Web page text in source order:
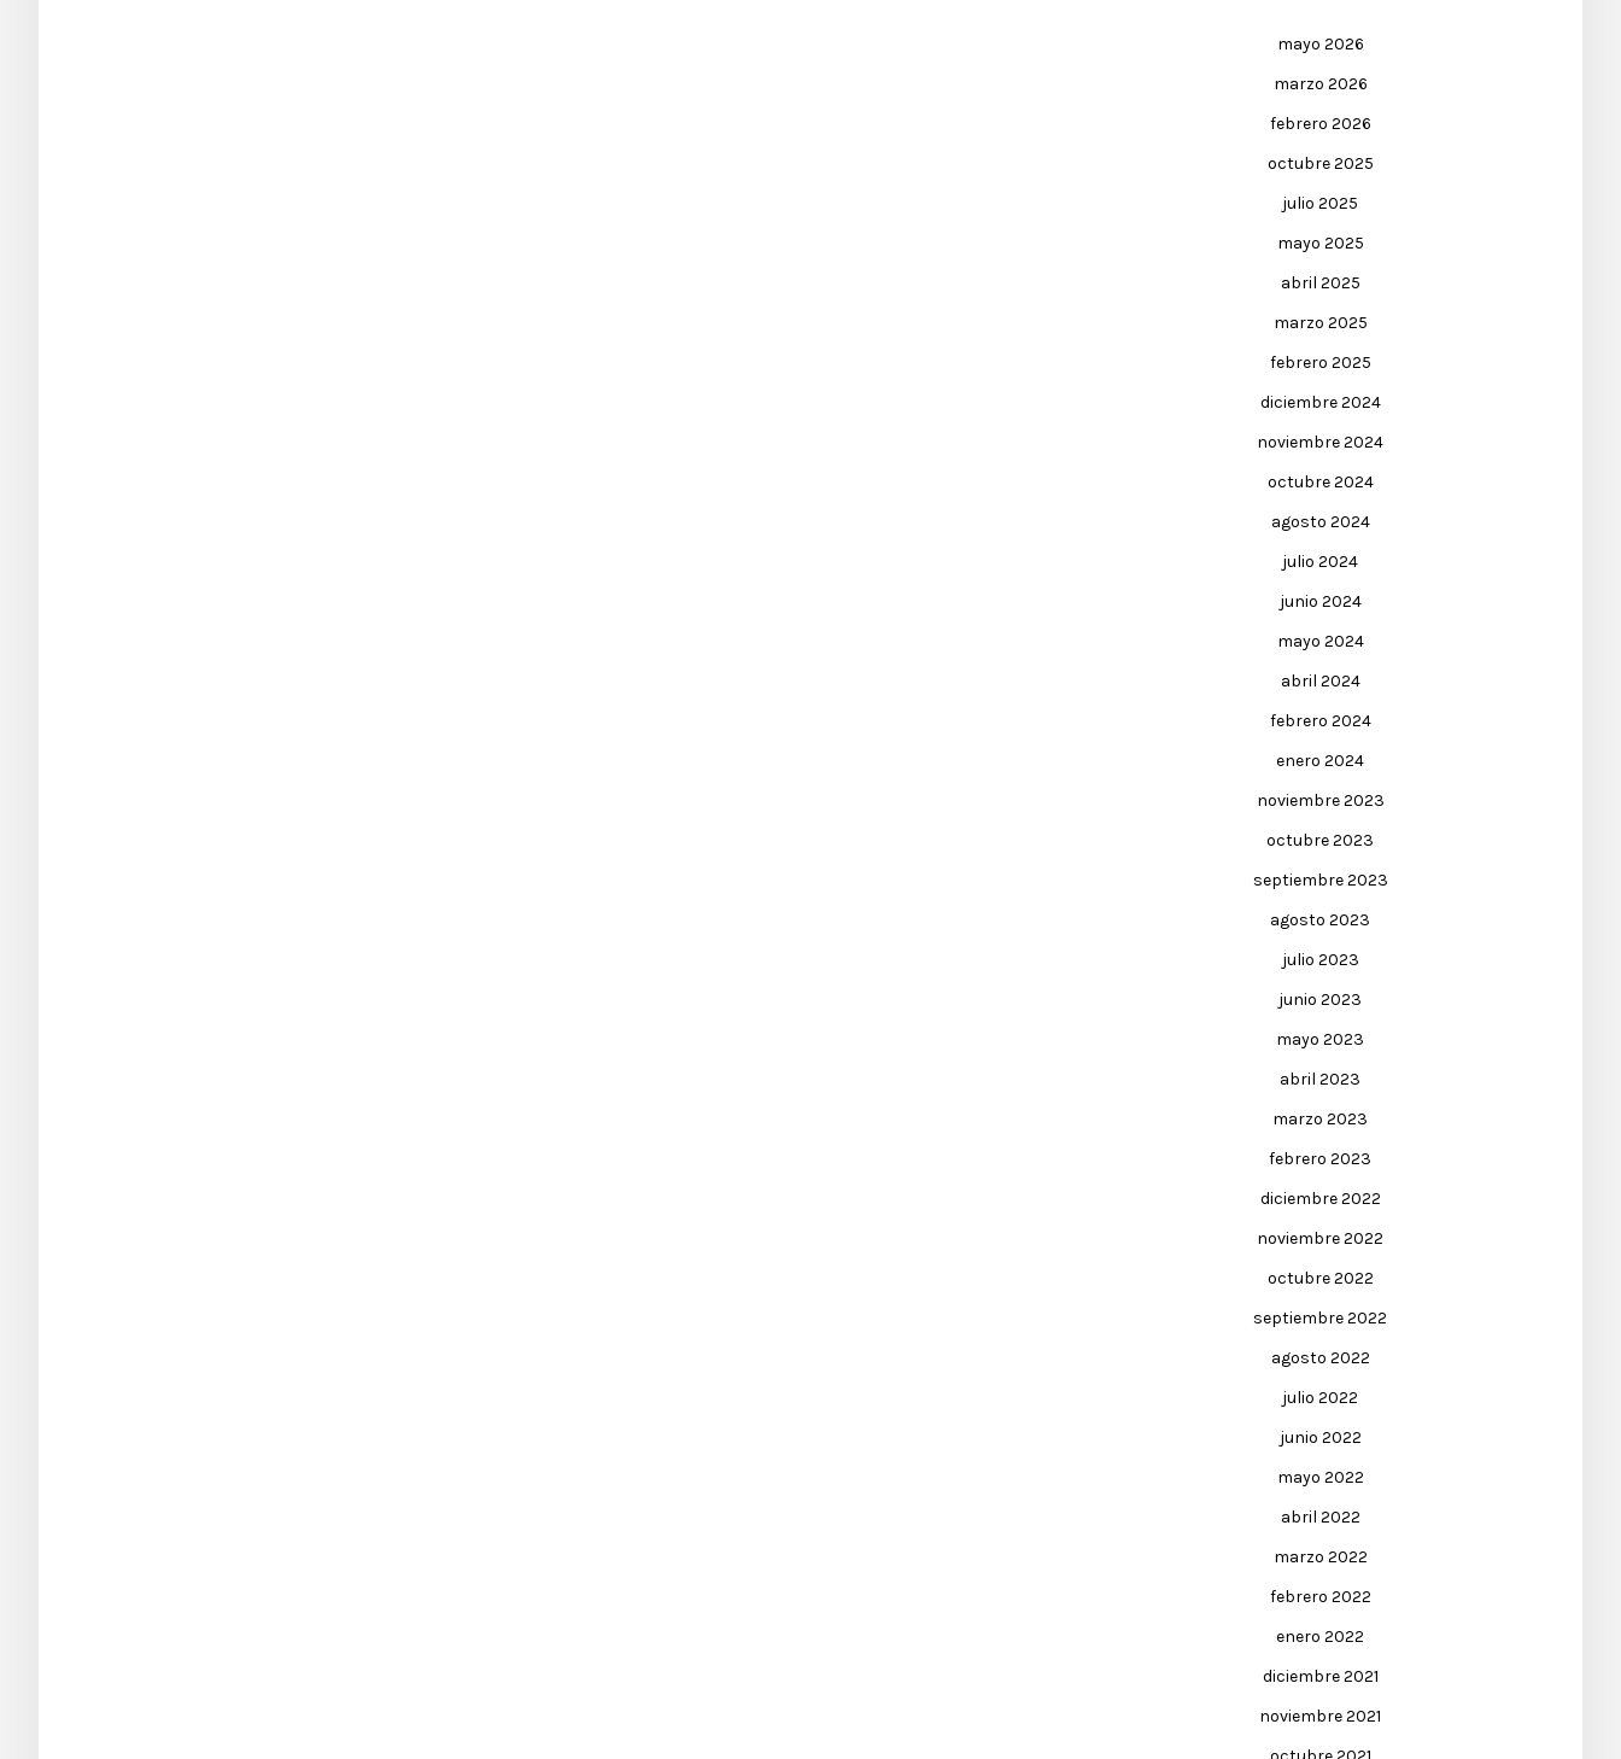
mayo 2026
marzo 2026
febrero 2026
octubre 2025
julio 2025
mayo 2025
abril 2025
marzo 2025
febrero 2025
diciembre 2024
noviembre 2024
octubre 2024
agosto 2024
julio 2024
junio 2024
mayo 2024
abril 2024
febrero 2024
enero 2024
noviembre 2023
octubre 2023
septiembre 2023
agosto 2023
julio 2023
junio 2023
mayo 2023
abril 2023
marzo 2023
febrero 2023
diciembre 2022
noviembre 2022
octubre 2022
septiembre 2022
agosto 2022
julio 2022
junio 2022
mayo 2022
abril 2022
marzo 2022
febrero 2022
enero 2022
diciembre 2021
noviembre 2021